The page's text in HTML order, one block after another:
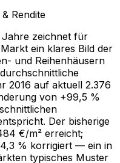
Rendite
Jahre zeichnet für
ein klares Bild der
und Reihenhäusern
2016 auf aktuell 2.376
von +99,5 %
Der bisherige
€/m² erreicht;
% korrigiert — ein in
typisches Muster